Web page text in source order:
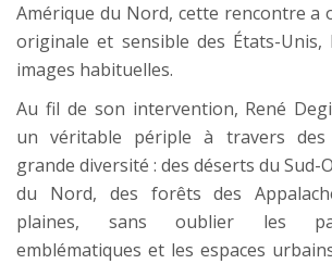
Amérique du Nord, cette rencontre a
originale et sensible des États-Unis,
images habituelles.
Au fil de son intervention, René
un véritable périple à travers des
grande diversité : des déserts du Sud-
du Nord, des forêts des
plaines, sans oublier les
emblématiques et les espaces